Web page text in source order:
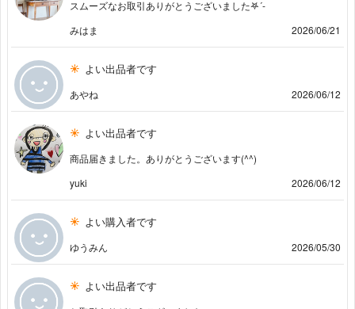
スムーズなお取引ありがとうございました𖤐´-
みはま
2026/06/21
よい出品者です
あやね 2026/06/12
よい出品者です
商品届きました。ありがとうございます(^^)
yuki
2026/06/12
よい購入者です
ゆうみん 2026/05/30
よい出品者です